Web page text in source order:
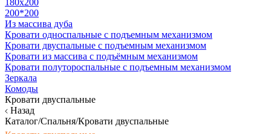
180х200
200*200
Из массива дуба
Кровати односпальные с подъемным механизмом
Кровати двуспальные с подъемным механизмом
Кровати из массива с подъёмным механизмом
Кровати полутороспальные с подъемным механизмом
Зеркала
Комоды
Кровати двуспальные
Назад
Каталог/Спальня/Кровати двуспальные